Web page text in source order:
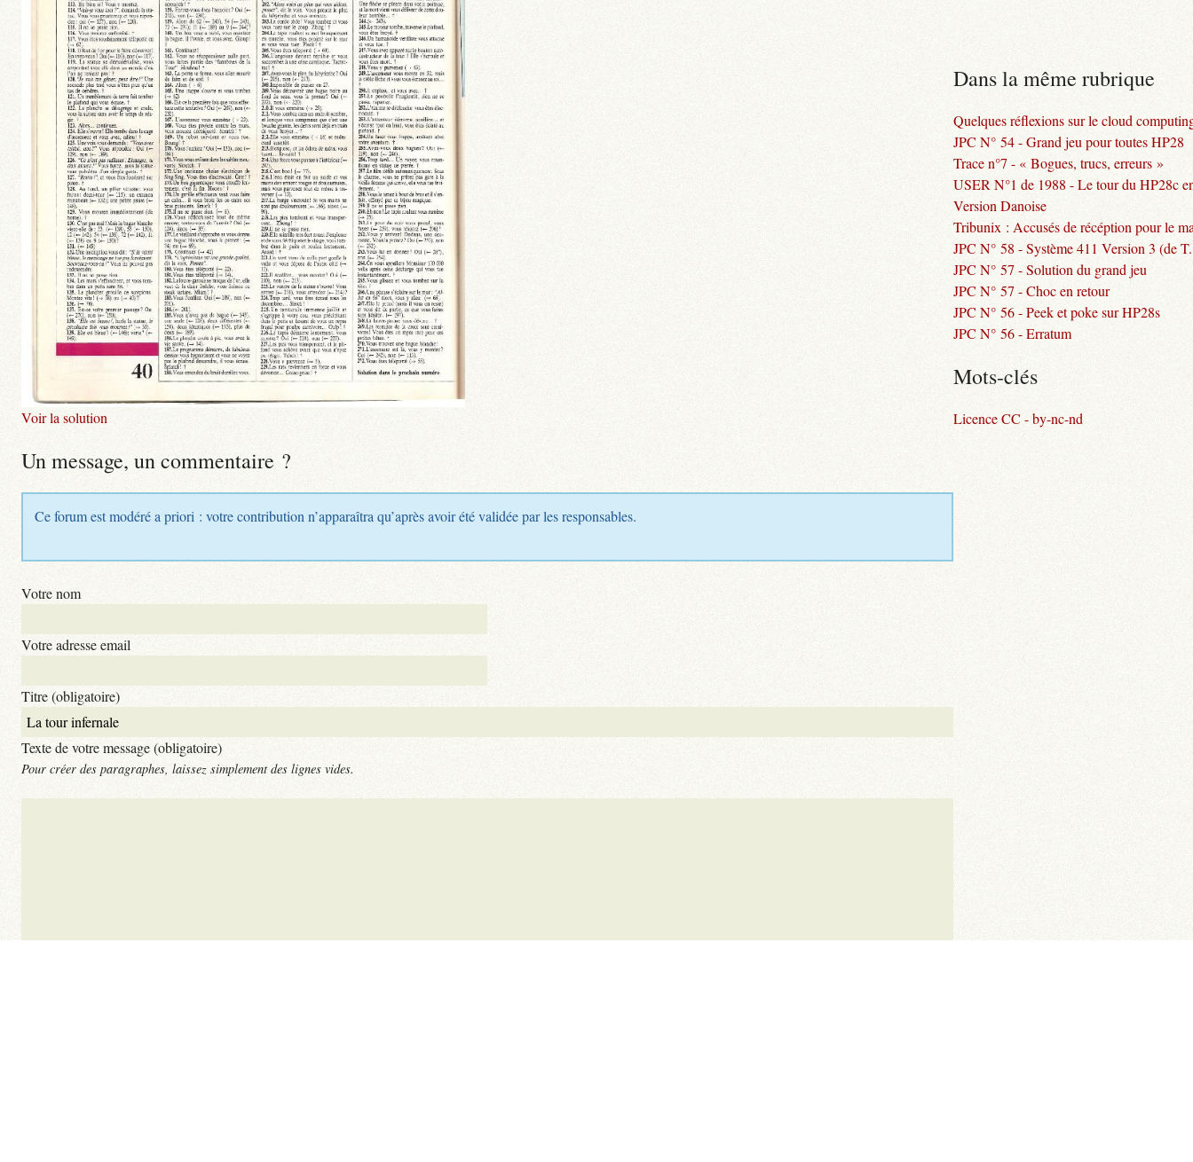
Voir la solution
Un message, un commentaire ?
Ce forum est modéré a priori : votre contribution n’apparaîtra qu’après avoir été validée par les responsables.
Votre nom
Votre adresse email
Titre (obligatoire)
Texte de votre message (obligatoire)
Pour créer des paragraphes, laissez simplement des lignes vides.
Dans la même rubrique
Quelques réflexions sur le cloud
JPC N° 54 - Grand jeu pour toutes HP28
Trace n°7 - « Bogues, trucs, erreurs »
USER N°1 de 1988 - Le tour du HP28c
Version Danoise
Tribunix : Accusés de récéption pour le
JPC N° 58 - Système 411 Version 3 (de
JPC N° 57 - Solution du grand jeu
JPC N° 57 - Choc en retour
JPC N° 56 - Peek et poke sur HP28s
JPC N° 56 - Erratum
Mots-clés
Licence CC - by-nc-nd